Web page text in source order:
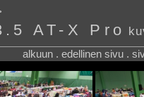
AT-X Pro
alkuun . edellinen sivu .